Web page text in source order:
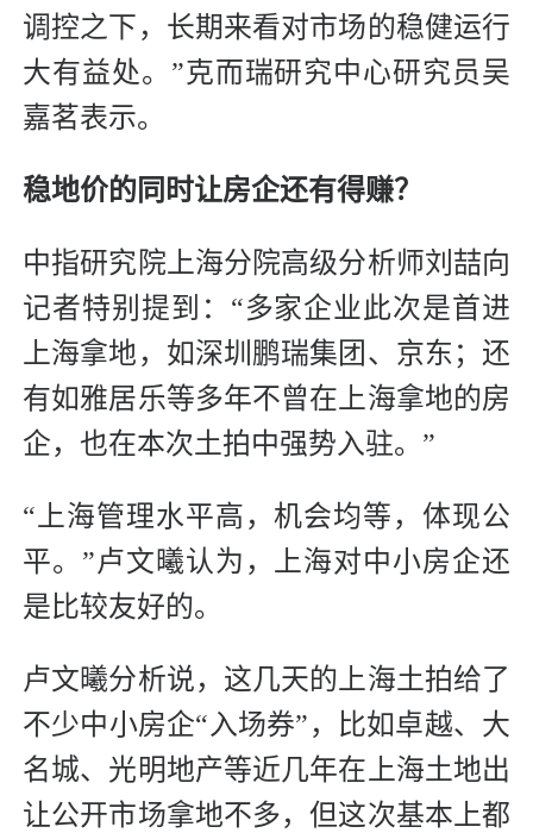
调控之下，长期来看对市场的稳健运行
大有益处。”克而瑞研究中心研究员吴
嘉茗表示。
稳地价的同时让房企还有得赚？
中指研究院上海分院高级分析师刘喆向
记者特别提到：“多家企业此次是首进
上海拿地，如深圳鹏瑞集团、京东；还
有如雅居乐等多年不曾在上海拿地的房
企，也在本次土拍中强势入驻。”
“上海管理水平高，机会均等，体现公
平。”卢文曦认为，上海对中小房企还
是比较友好的。
卢文曦分析说，这几天的上海土拍给了
不少中小房企“入场券”，比如卓越、大
名城、光明地产等近几年在上海土地出
让公开市场拿地不多，但这次基本上都